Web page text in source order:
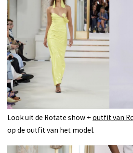
Look uit de Rotate show + outfit van
op de outfit van het model.